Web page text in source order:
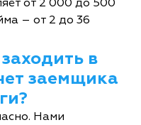
от 2 000 до 500
– от 2 до 36
в
заемщика
Нами